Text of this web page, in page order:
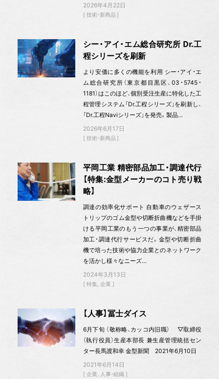
2026年4月22日
技術・新商品
シー・アイ・エム総合研究所 Dr.工
程シリーズを刷新
より安価に多くの機能を利用 シー・アイ・エ
ム総合研究所（東京都目黒区、03・5745・
1181）はこのほど、個別受注生産に特化した工
程管理システム「Dr.工程シリーズ」を刷新し、
「Dr.工程Naviシリーズ」を発売。製品…
2026年6月17日
技術・新商品
平岡工業 精密部品加工・調達代行
【特集:金型メーカーのコト売り戦
略】
調達の効率化サポート 自動車のウェザース
トリップのゴム金型や切断折曲機などを手掛
ける平岡工業のもう一つの事業が、精密部品
加工・調達代行サービスだ。金型や切断折曲
機で培った技術や協力企業とのネットワーク
を活かし様々なニーズ…
2024年3月13日
特集 企業
【人事】冨士ダイス
6月下旬 （敬称略、カッコ内旧職） ▽取締役
（執行役員）生産本部長 兼生産管理統括セン
ター長馬渡和幸 金型新聞 2021年6月10日
2021年6月14日
企業 人事・組織